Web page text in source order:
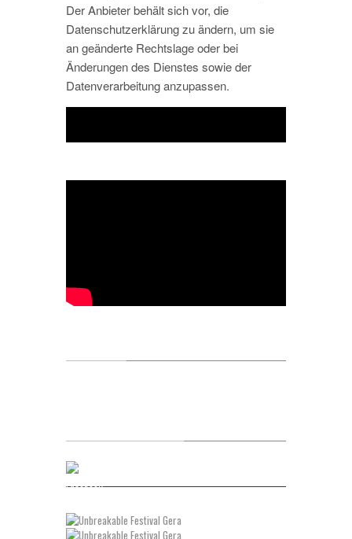
Der Anbieter behält sich vor, die
Datenschutzerklärung zu ändern, um sie
an geänderte Rechtslage oder bei
Änderungen des Dienstes sowie der
Datenverarbeitung anzupassen.